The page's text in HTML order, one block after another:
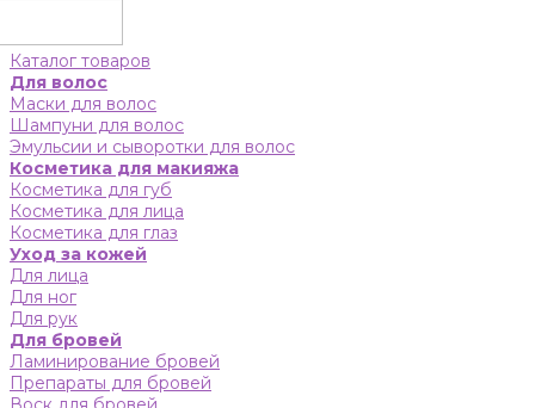
Каталог товаров
Для волос
Маски для волос
Шампуни для волос
Эмульсии и сыворотки для волос
Косметика для макияжа
Косметика для губ
Косметика для лица
Косметика для глаз
Уход за кожей
Для лица
Для ног
Для рук
Для бровей
Ламинирование бровей
Препараты для бровей